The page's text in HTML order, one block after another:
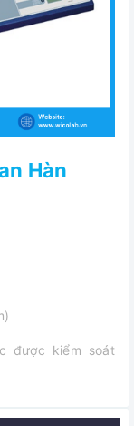
Hàn
được kiểm soát
nhận, và Hệ